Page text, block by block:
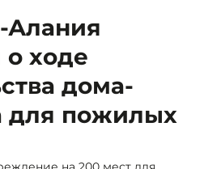
Алания
о ходе
дома-
для пожилых